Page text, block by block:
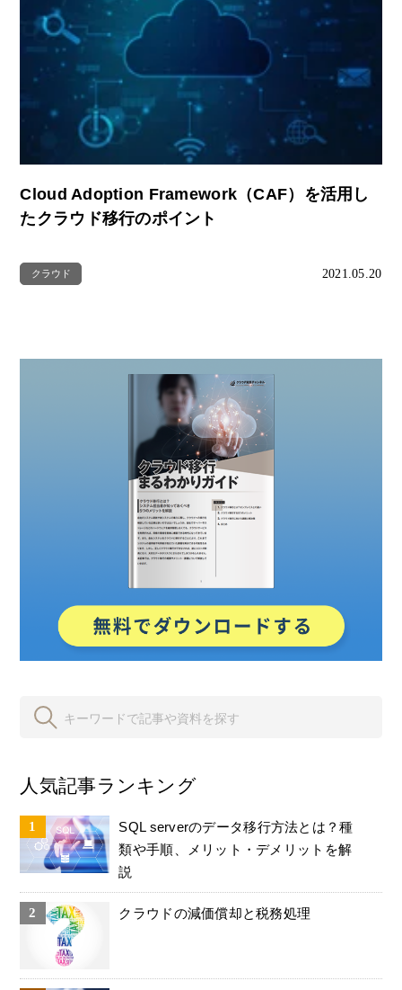
Cloud Adoption Framework（CAF）を活用し
たクラウド移行のポイント
クラウド 2021.05.20
人気記事ランキング
SQL serverのデータ移行方法とは？種
類や手順、メリット・デメリットを解
説
クラウドの減価償却と税務処理